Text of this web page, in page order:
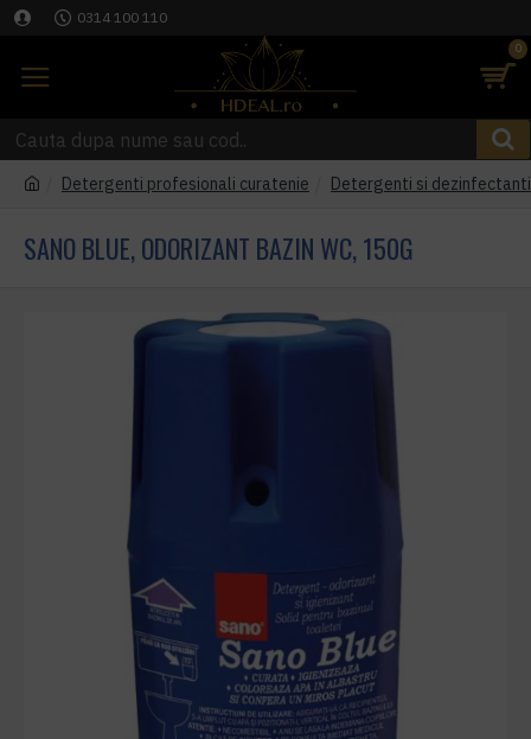
0314 100 110
0
Detergenti profesionali curatenie Detergenti si dezinfectanti
SANO BLUE, ODORIZANT BAZIN WC, 150G